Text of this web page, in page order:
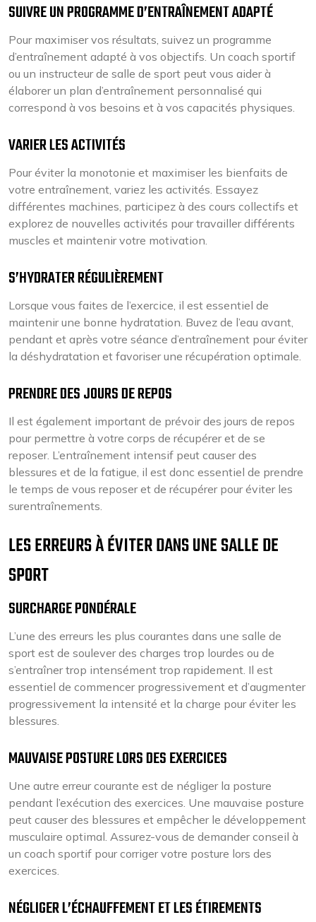
SUIVRE UN PROGRAMME D’ENTRAÎNEMENT ADAPTÉ
Pour maximiser vos résultats, suivez un programme
d’entraînement adapté à vos objectifs. Un coach sportif
ou un instructeur de salle de sport peut vous aider à
élaborer un plan d’entraînement personnalisé qui
correspond à vos besoins et à vos capacités physiques.
VARIER LES ACTIVITÉS
Pour éviter la monotonie et maximiser les bienfaits de
votre entraînement, variez les activités. Essayez
différentes machines, participez à des cours collectifs et
explorez de nouvelles activités pour travailler différents
muscles et maintenir votre motivation.
S’HYDRATER RÉGULIÈREMENT
Lorsque vous faites de l’exercice, il est essentiel de
maintenir une bonne hydratation. Buvez de l’eau avant,
pendant et après votre séance d’entraînement pour éviter
la déshydratation et favoriser une récupération optimale.
PRENDRE DES JOURS DE REPOS
Il est également important de prévoir des jours de repos
pour permettre à votre corps de récupérer et de se
reposer. L’entraînement intensif peut causer des
blessures et de la fatigue, il est donc essentiel de prendre
le temps de vous reposer et de récupérer pour éviter les
surentraînements.
LES ERREURS À ÉVITER DANS UNE SALLE DE
SPORT
SURCHARGE PONDÉRALE
L’une des erreurs les plus courantes dans une salle de
sport est de soulever des charges trop lourdes ou de
s’entraîner trop intensément trop rapidement. Il est
essentiel de commencer progressivement et d’augmenter
progressivement la intensité et la charge pour éviter les
blessures.
MAUVAISE POSTURE LORS DES EXERCICES
Une autre erreur courante est de négliger la posture
pendant l’exécution des exercices. Une mauvaise posture
peut causer des blessures et empêcher le développement
musculaire optimal. Assurez-vous de demander conseil à
un coach sportif pour corriger votre posture lors des
exercices.
NÉGLIGER L’ÉCHAUFFEMENT ET LES ÉTIREMENTS